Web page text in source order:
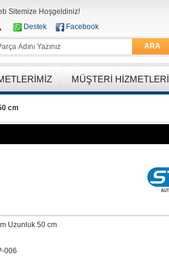
Sitemize Hoşgeldiniz!
Destek
Facebook
ARA
MÜŞTERI HIZMETLERI
cm
Uzunluk 50 cm
006